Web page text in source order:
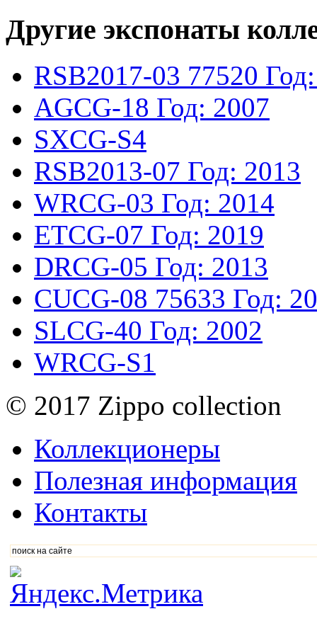
Другие экспонаты
RSB2017-03 77520
AGCG-18 Год: 2007
SXCG-S4
RSB2013-07 Год: 2013
WRCG-03 Год: 2014
ETCG-07 Год: 2019
DRCG-05 Год: 2013
CUCG-08 75633 Год:
SLCG-40 Год: 2002
WRCG-S1
© 2017 Zippo collection
Коллекционеры
Полезная информация
Контакты